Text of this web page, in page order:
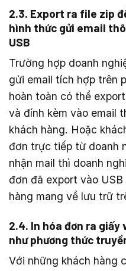
2.3. Export ra file zip
hình thức gửi email
USB
Trường hợp doanh
gửi email tích hợp trên
hoàn toàn có thể
và đính kèm vào email
khách hàng. Hoặc
đơn trực tiếp từ doanh
nhận mail thì doanh
đơn đã export vào
hàng mang về lưu trữ
2.4. In hóa đơn ra giấy
như phương thức
Với những khách hàng